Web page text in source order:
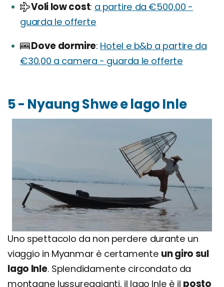
Voli low cost a partire da €500,00 -
guarda le offerte
Dove dormire Hotel e b&b a partire da
€30,00 a camera - guarda le offerte
5 - Nyaung Shwe e lago Inle
Uno spettacolo da non perdere durante un
viaggio in Myanmar è certamente un giro sul
lago Inle. Splendidamente circondato da
montagne lussureggianti, il lago Inle è il posto